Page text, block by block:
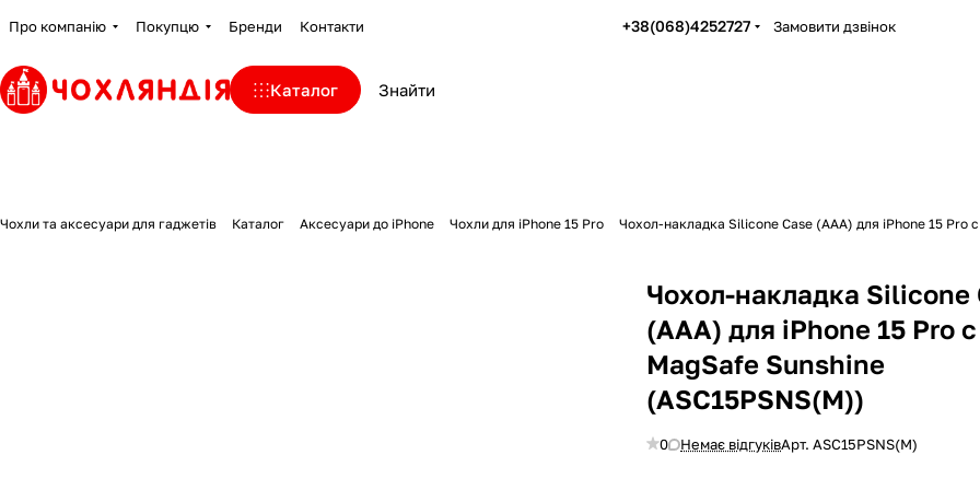
Про компанію Покупцю Бренди Контакти +38(068)4252727 Замовити дзвінок
Каталог
Чохли та аксесуари для гаджетів Каталог Аксесуари до iPhone Чохли для iPhone 15 Pro Чохол-накладка Silicone Case (AAA) для iPhone 15 Pro
Чохол-накладка Silicone
(AAA) для iPhone 15 Pro с
MagSafe Sunshine
(ASC15PSNS(M))
0 Немає відгуківАрт.ASC15PSNS(M)